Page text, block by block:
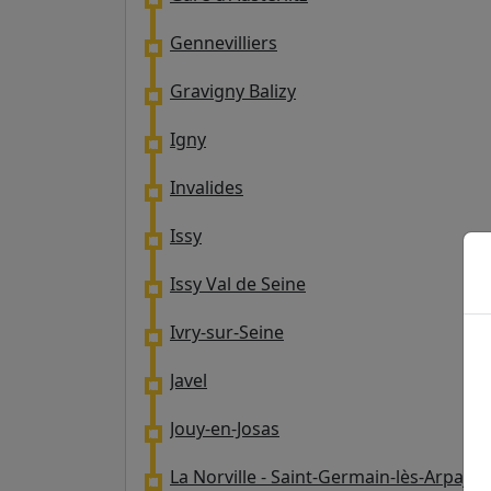
Gennevilliers
Gravigny Balizy
Igny
Invalides
Issy
Issy Val de Seine
Ivry-sur-Seine
Javel
Jouy-en-Josas
La Norville - Saint-Germain-lès-Arpajon